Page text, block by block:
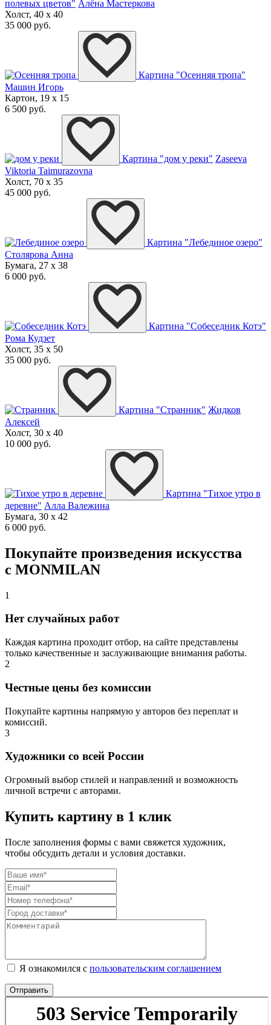
полевых цветов" Алёна Мастеркова
Холст, 40 x 40
35 000 руб.
Картина "Осенняя тропа"
Машин Игорь
Картон, 19 x 15
6 500 руб.
Картина "дом у реки" Zaseeva
Viktoria Taimurazovna
Холст, 70 x 35
45 000 руб.
Картина "Лебединое озеро"
Столярова Анна
Бумага, 27 x 38
6 000 руб.
Картина "Собеседник Котэ"
Рома Кудзет
Холст, 35 x 50
35 000 руб.
Картина "Странник" Жидков
Алексей
Холст, 30 x 40
10 000 руб.
Картина "Тихое утро в
деревне" Алла Валежина
Бумага, 30 x 42
6 000 руб.
Покупайте произведения искусства
с MONMILAN
1
Нет случайных работ
Каждая картина проходит отбор, на сайте представлены
только качественные и заслуживающие внимания работы.
2
Честные цены без комиссии
Покупайте картины напрямую у авторов без переплат и
комиссий.
3
Художники со всей России
Огромный выбор стилей и направлений и возможность
личной встречи с авторами.
Купить картину в 1 клик
После заполнения формы с вами свяжется художник,
чтобы обсудить детали и условия доставки.
Я ознакомился с пользовательским соглашением